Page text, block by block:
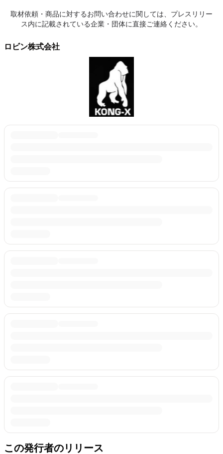
取材依頼・商品に対するお問い合わせに関しては、プレスリリー
ス内に記載されている企業・団体に直接ご連絡ください。
ロビン株式会社
この発行者のリリース